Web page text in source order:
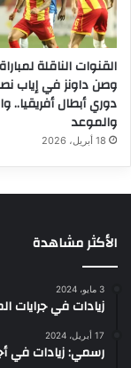
القنوات الناقلة
وصن داونز في إياب
دوري أبطال أفريقيا..
والموعد
18 أبريل، 2026
الأكثر مشاهدة
3 مايو، 2024
زيادات في جرايات
17 أبريل، 2024
رسمي: زيادات في